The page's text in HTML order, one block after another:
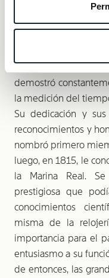
Breguet, relojero de
A lo largo de toda
demostró
la medición del
Su dedicación y
reconocimientos y
nombró primero
luego, en 1815, le
la Marina Real.
prestigiosa que
conocimientos
misma de la
importancia para el
entusiasmo a su
de entonces, las